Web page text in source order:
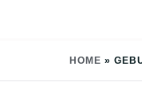
HOME »